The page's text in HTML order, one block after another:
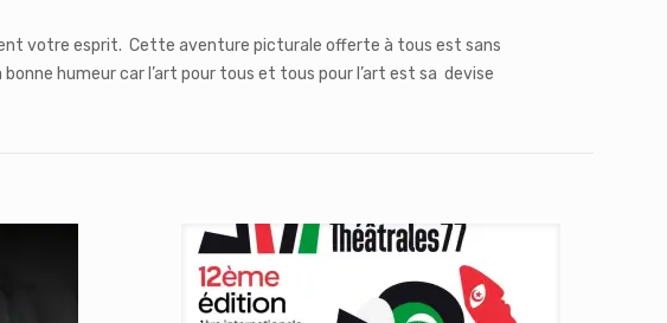
votre esprit. Cette aventure picturale offerte à tous est sans
humeur car l’art pour tous et tous pour l’art est sa devise